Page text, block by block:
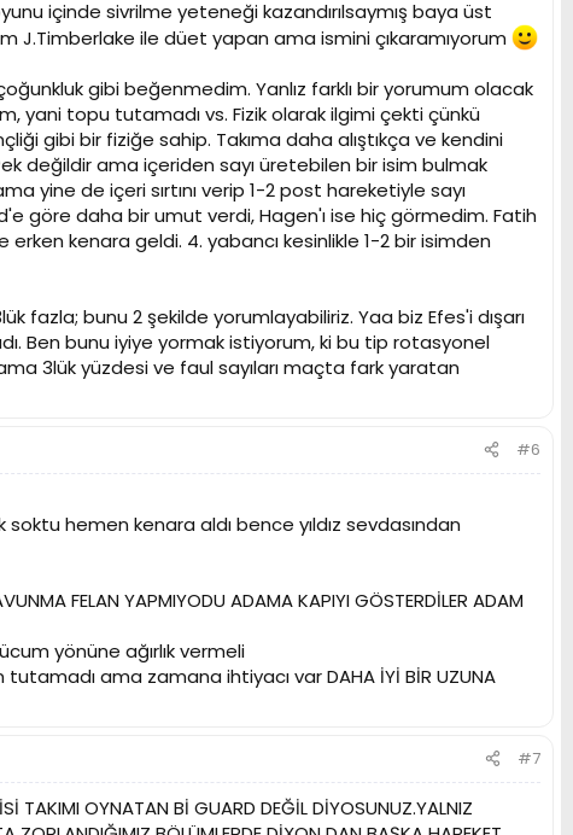
içinde sivrilme yeteneği kazandırılsaymış baya üst
J.Timberlake ile düet yapan ama ismini çıkaramıyorum
gibi beğenmedim. Yanlız farklı bir yorumum olacak
yani topu tutamadı vs. Fizik olarak ilgimi çekti çünkü
gibi bir fiziğe sahip. Takıma daha alıştıkça ve kendini
değildir ama içeriden sayı üretebilen bir isim bulmak
yine de içeri sırtını verip 1-2 post hareketiyle sayı
göre daha bir umut verdi, Hagen'ı ise hiç görmedim. Fatih
kenara geldi. 4. yabancı kesinlikle 1-2 bir isimden
fazla; bunu 2 şekilde yorumlayabiliriz. Yaa biz Efes'i dışarı
Ben bunu iyiye yormak istiyorum, ki bu tip rotasyonel
3lük yüzdesi ve faul sayıları maçta fark yaratan
#6
hemen kenara aldı bence yıldız sevdasından
FELAN YAPMIYODU ADAMA KAPIYI GÖSTERDİLER ADAM
yönüne ağırlık vermeli
ama zamana ihtiyacı var DAHA İYİ BİR UZUNA
#7
TAKIMI OYNATAN Bİ GUARD DEĞİL DİYOSUNUZ.YALNIZ